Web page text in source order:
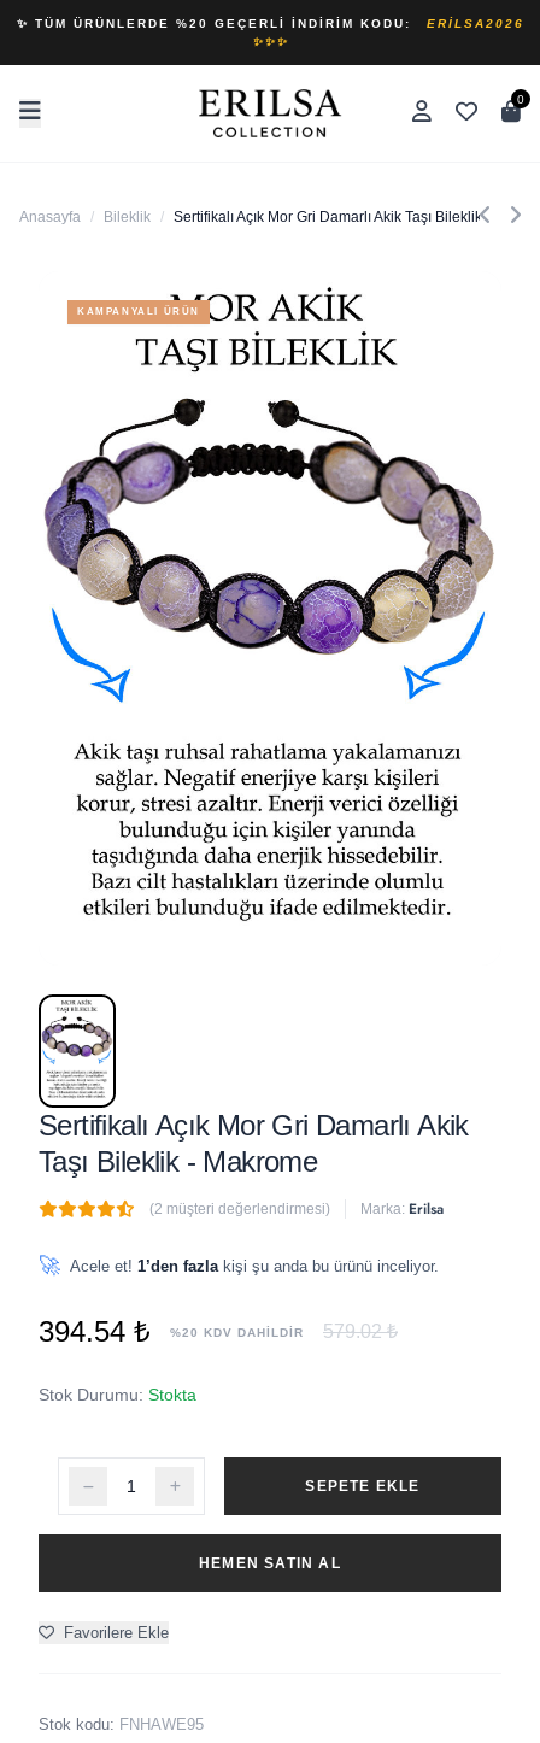
✨ TÜM ÜRÜNLERDE %20 GEÇERLI İNDIRIM KODU:
ERILSA2026
✨✨✨
0
Anasayfa / Bileklik / Sertifikalı Açık Mor Gri Damarlı Akik Taşı Bileklik -
KAMPANYALI ÜRÜN
Sertifikalı Açık Mor Gri Damarlı Akik
Taşı Bileklik - Makrome
(2 müşteri değerlendirmesi) Marka: Erilsa
🚀 Acele et! 1’den fazla kişi şu anda bu ürünü inceliyor.
394.54 ₺ %20 KDV DAHİLDİR 579.02 ₺
Stok Durumu: Stokta
SEPETE EKLE
HEMEN SATIN AL
Favorilere Ekle
Stok kodu: FNHAWE95